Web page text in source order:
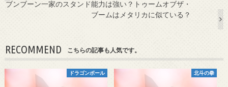
ブンブーン一家のスタンド能力は強い？トゥームオブザ・
ブームはメタリカに似ている？
RECOMMEND こちらの記事も人気です。
ドラゴンボール 北斗の拳